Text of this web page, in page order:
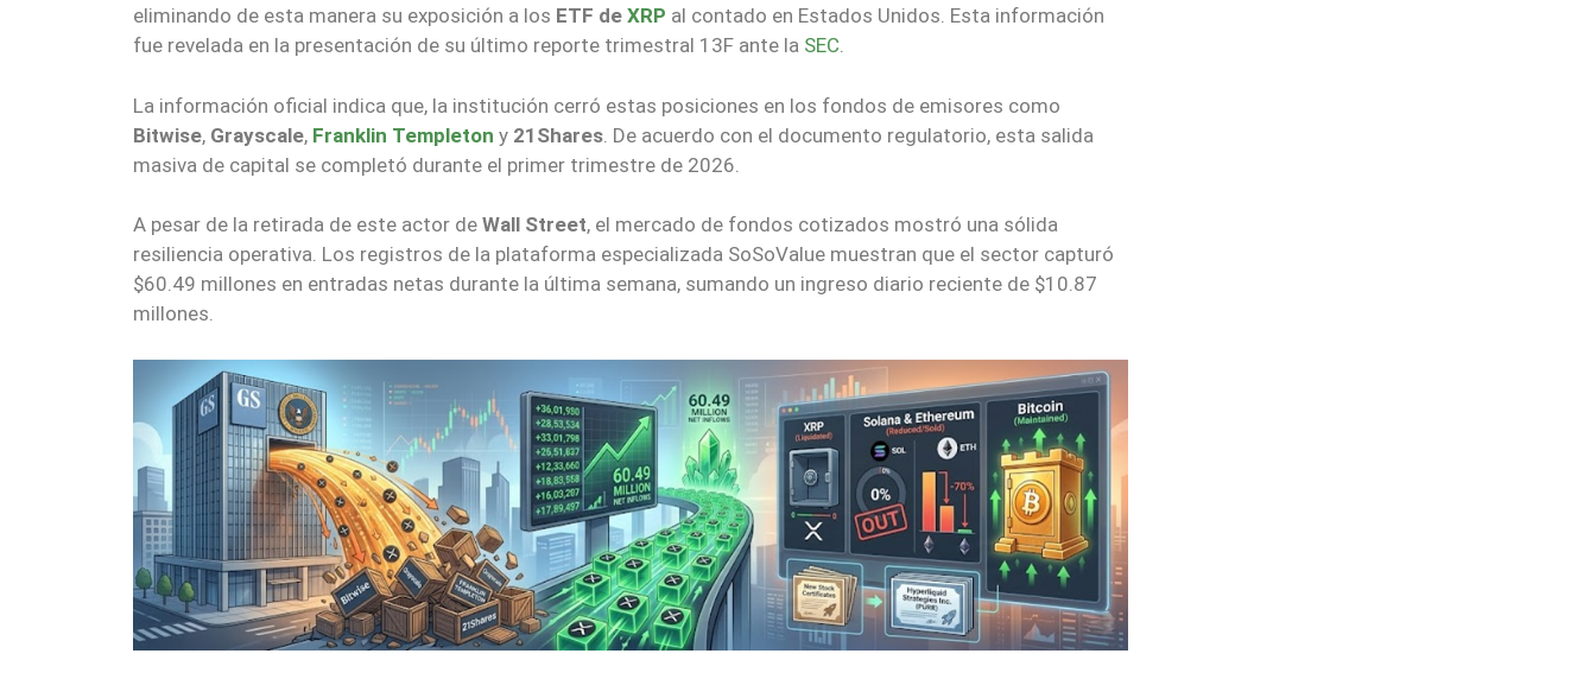
eliminando de esta manera su exposición a los ETF de XRP al contado en Estados Unidos. Esta información
fue revelada en la presentación de su último reporte trimestral 13F ante la SEC.
La información oficial indica que, la institución cerró estas posiciones en los fondos de emisores como
Bitwise, Grayscale, Franklin Templeton y 21Shares . De acuerdo con el documento regulatorio, esta salida
masiva de capital se completó durante el primer trimestre de 2026.
A pesar de la retirada de este actor de Wall Street, el mercado de fondos cotizados mostró una sólida
resiliencia operativa. Los registros de la plataforma especializada SoSoValue muestran que el sector capturó
$60.49 millones en entradas netas durante la última semana, sumando un ingreso diario reciente de $10.87
millones.